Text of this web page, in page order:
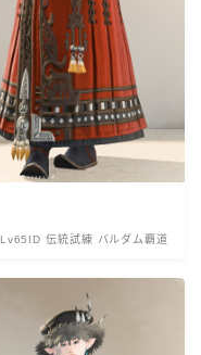
Lv65ID 伝統試練 バルダム覇道